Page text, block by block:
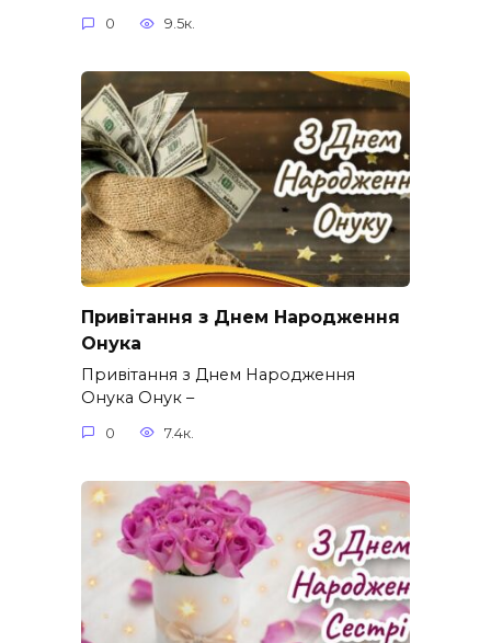
0 9.5к.
Привітання з Днем Народження
Онука
Привітання з Днем Народження
Онука Онук –
0 7.4к.